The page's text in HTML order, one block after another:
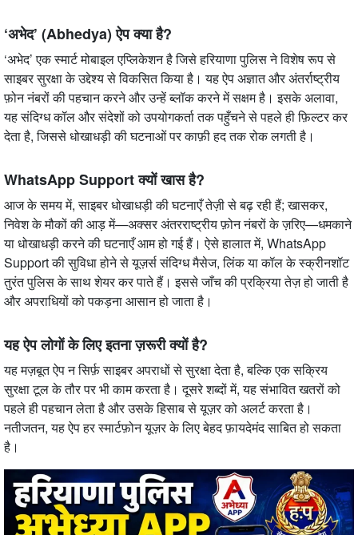
‘अभेद’ (Abhedya) ऐप क्या है?
‘अभेद’ एक स्मार्ट मोबाइल एप्लिकेशन है जिसे हरियाणा पुलिस ने विशेष रूप से
साइबर सुरक्षा के उद्देश्य से विकसित किया है। यह ऐप अज्ञात और अंतर्राष्ट्रीय
फ़ोन नंबरों की पहचान करने और उन्हें ब्लॉक करने में सक्षम है। इसके अलावा,
यह संदिग्ध कॉल और संदेशों को उपयोगकर्ता तक पहुँचने से पहले ही फ़िल्टर कर
देता है, जिससे धोखाधड़ी की घटनाओं पर काफ़ी हद तक रोक लगती है।
WhatsApp Support क्यों खास है?
आज के समय में, साइबर धोखाधड़ी की घटनाएँ तेज़ी से बढ़ रही हैं; खासकर,
निवेश के मौकों की आड़ में—अक्सर अंतरराष्ट्रीय फ़ोन नंबरों के ज़रिए—धमकाने
या धोखाधड़ी करने की घटनाएँ आम हो गई हैं। ऐसे हालात में, WhatsApp
Support की सुविधा होने से यूज़र्स संदिग्ध मैसेज, लिंक या कॉल के स्क्रीनशॉट
तुरंत पुलिस के साथ शेयर कर पाते हैं। इससे जाँच की प्रक्रिया तेज़ हो जाती है
और अपराधियों को पकड़ना आसान हो जाता है।
यह ऐप लोगों के लिए इतना ज़रूरी क्यों है?
यह मज़बूत ऐप न सिर्फ़ साइबर अपराधों से सुरक्षा देता है, बल्कि एक सक्रिय
सुरक्षा टूल के तौर पर भी काम करता है। दूसरे शब्दों में, यह संभावित खतरों को
पहले ही पहचान लेता है और उसके हिसाब से यूज़र को अलर्ट करता है।
नतीजतन, यह ऐप हर स्मार्टफ़ोन यूज़र के लिए बेहद फ़ायदेमंद साबित हो सकता
है।